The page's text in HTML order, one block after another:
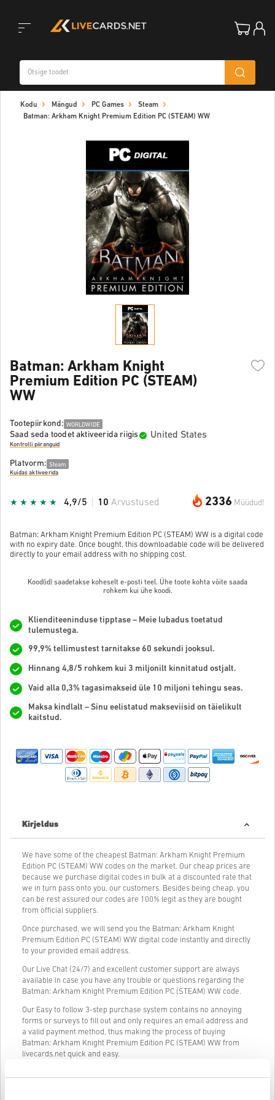
navigation
Kodu Mängud PC Games
Steam
Batman: Arkham Knight Premium Edition PC (STEAM) WW
Batman: Arkham Knight
Premium Edition PC (STEAM)
WW
Tootepiirkond: WORLDWIDE
Saad seda toodet aktiveerida riigis United States
Kontrolli piiranguid
Platvorm: Steam
Kuidas aktiveerida
2336 Müüdud!
4,9/5 10 Arvustused
Batman: Arkham Knight Premium Edition PC (STEAM) WW is a digital code
with no expiry date. Once bought, this downloadable code will be delivered
directly to your email address with no shipping cost.
Kood(id) saadetakse koheselt e-posti teel. Ühe toote kohta võite saada
rohkem kui ühe koodi.
Klienditeeninduse tipptase – Meie lubadus toetatud
tulemustega.
99,9% tellimustest tarnitakse 60 sekundi jooksul.
Hinnang 4,8/5 rohkem kui 3 miljonilt kinnitatud ostjalt.
Vaid alla 0,3% tagasimakseid üle 10 miljoni tehingu seas.
Maksa kindlalt – Sinu eelistatud makseviisid on täielikult
kaitstud.
Kirjeldus
We have some of the cheapest Batman: Arkham Knight Premium
Edition PC (STEAM) WW codes on the market. Our cheap prices are
because we purchase digital codes in bulk at a discounted rate that
we in turn pass onto you, our customers. Besides being cheap, you
can be rest assured our codes are 100% legit as they are bought
from official suppliers.
Once purchased, we will send you the Batman: Arkham Knight
Premium Edition PC (STEAM) WW digital code instantly and directly
to your provided email address.
Our Live Chat (24/7) and excellent customer support are always
available in case you have any trouble or questions regarding the
Batman: Arkham Knight Premium Edition PC (STEAM) WW code.
Our Easy to follow 3-step purchase system contains no annoying
forms or surveys to fill out and only requires an email address and
a valid payment method, thus making the process of buying
Batman: Arkham Knight Premium Edition PC (STEAM) WW from
livecards.net quick and easy.